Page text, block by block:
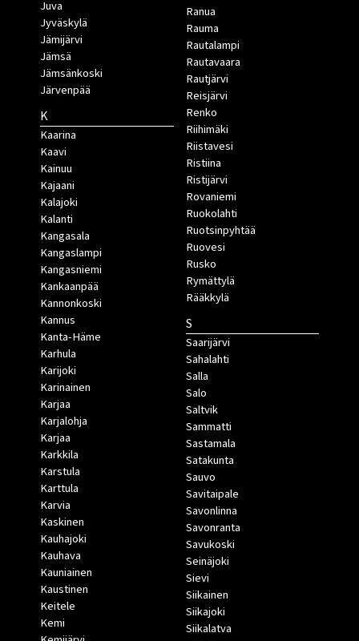
Juva
Jyväskylä
Jämijärvi
Jämsä
Jämsänkoski
Järvenpää
K
Kaarina
Kaavi
Kainuu
Kajaani
Kalajoki
Kalanti
Kangasala
Kangaslampi
Kangasniemi
Kankaanpää
Kannonkoski
Kannus
Kanta-Häme
Karhula
Karijoki
Karinainen
Karjaa
Karjalohja
Karjaa
Karkkila
Karstula
Karttula
Karvia
Kaskinen
Kauhajoki
Kauhava
Kauniainen
Kaustinen
Keitele
Kemi
Ranua
Rauma
Rautalampi
Rautavaara
Rautjärvi
Reisjärvi
Renko
Riihimäki
Riistavesi
Ristiina
Ristijärvi
Rovaniemi
Ruokolahti
Ruotsinpyhtää
Ruovesi
Rusko
Rymättylä
Rääkkylä
S
Saarijärvi
Sahalahti
Salla
Salo
Saltvik
Sammatti
Sastamala
Satakunta
Sauvo
Savitaipale
Savonlinna
Savonranta
Savukoski
Seinäjoki
Sievi
Siikainen
Siikajoki
Siikalatva